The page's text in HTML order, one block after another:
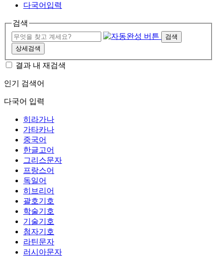
다국어입력
검색
검색
상세검색
결과 내 재검색
인기 검색어
다국어 입력
히라가나
가타카나
중국어
한글고어
그리스문자
프랑스어
독일어
히브리어
괄호기호
학술기호
기술기호
첨자기호
라틴문자
러시아문자